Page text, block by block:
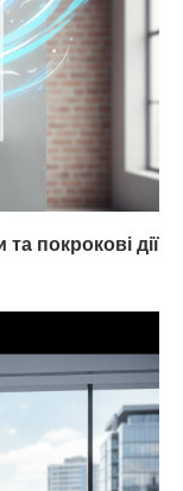
покрокові дії